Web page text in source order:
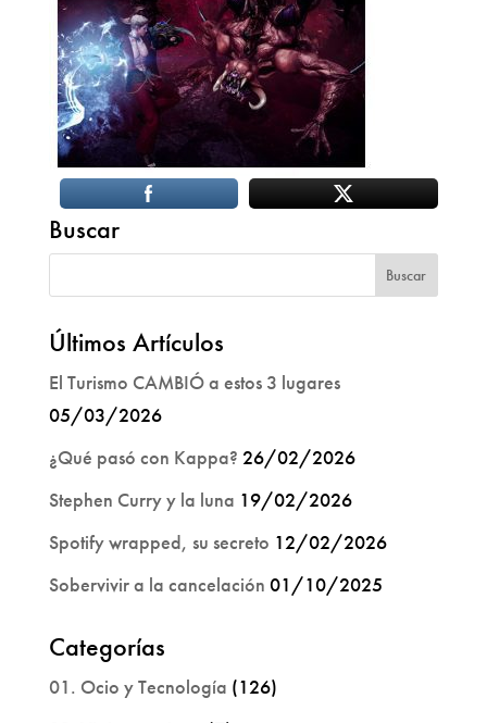
Buscar
Últimos Artículos
El Turismo CAMBIÓ a estos 3 lugares
05/03/2026
¿Qué pasó con Kappa? 26/02/2026
Stephen Curry y la luna 19/02/2026
Spotify wrapped, su secreto 12/02/2026
Sobervivir a la cancelación 01/10/2025
Categorías
01. Ocio y Tecnología (126)